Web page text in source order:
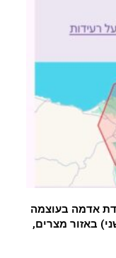
אדמה בעוצמה
באזור מצרים,